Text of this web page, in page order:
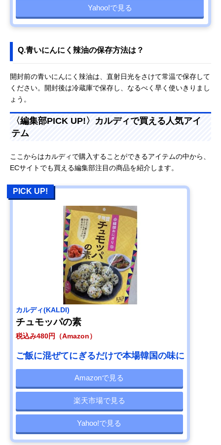
Yahoo!で見る
Q.青いにんにく辣油の保存方法は？
開封前の青いにんにく辣油は、直射日光をさけて常温で保存して
ください。開封後は冷蔵庫で保存し、なるべく早く使いきりまし
ょう。
〈編集部PICK UP!〉カルディで買える人気アイ
テム
ここからはカルディで購入することができるアイテムの中から、
ECサイトでも買える編集部注目の商品を紹介します。
PICK UP!
カルディ(KALDI)
チュモッパの素
税込み480円（Amazon）
ご飯に混ぜてにぎるだけで本場韓国の味に
Amazonで見る
楽天市場で見る
Yahoo!で見る